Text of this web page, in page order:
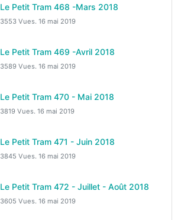
Le Petit Tram 468 -Mars 2018
3553 Vues. 16 mai 2019
Le Petit Tram 469 -Avril 2018
3589 Vues. 16 mai 2019
Le Petit Tram 470 - Mai 2018
3819 Vues. 16 mai 2019
Le Petit Tram 471 - Juin 2018
3845 Vues. 16 mai 2019
Le Petit Tram 472 - Juillet - Août 2018
3605 Vues. 16 mai 2019